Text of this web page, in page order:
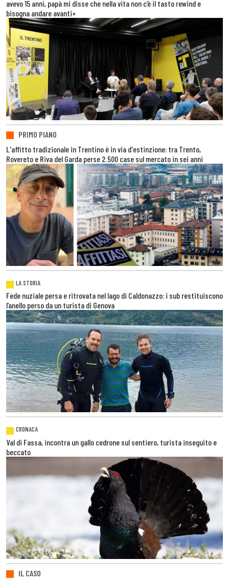
avevo 15 anni, papà mi disse che nella vita non c’è il tasto rewind e
bisogna andare avanti»
PRIMO PIANO
L'affitto tradizionale in Trentino è in via d'estinzione: tra Trento,
Rovereto e Riva del Garda perse 2.500 case sul mercato in sei anni
LA STORIA
Fede nuziale persa e ritrovata nel lago di Caldonazzo: i sub restituiscono
l’anello perso da un turista di Genova
CRONACA
Val di Fassa, incontra un gallo cedrone sul sentiero, turista inseguito e
beccato
IL CASO